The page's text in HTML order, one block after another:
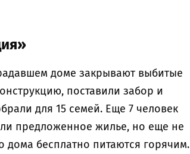
доме закрывают выбитые
поставили забор и
для 15 семей. Еще 7 человек
предложенное жилье, но еще не
бесплатно питаются горячим.